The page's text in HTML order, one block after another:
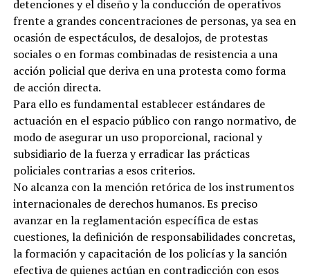
detenciones y el diseño y la conducción de operativos
frente a grandes concentraciones de personas, ya sea en
ocasión de espectáculos, de desalojos, de protestas
sociales o en formas combinadas de resistencia a una
acción policial que deriva en una protesta como forma
de acción directa.
Para ello es fundamental establecer estándares de
actuación en el espacio público con rango normativo, de
modo de asegurar un uso proporcional, racional y
subsidiario de la fuerza y erradicar las prácticas
policiales contrarias a esos criterios.
No alcanza con la mención retórica de los instrumentos
internacionales de derechos humanos. Es preciso
avanzar en la reglamentación específica de estas
cuestiones, la definición de responsabilidades concretas,
la formación y capacitación de los policías y la sanción
efectiva de quienes actúan en contradicción con esos